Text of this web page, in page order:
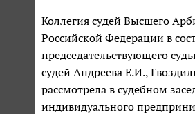
Коллегия судей Высшего
Российской Федерации в
председательствующего
судей Андреева Е.И.,
рассмотрела в судебном
индивидуального